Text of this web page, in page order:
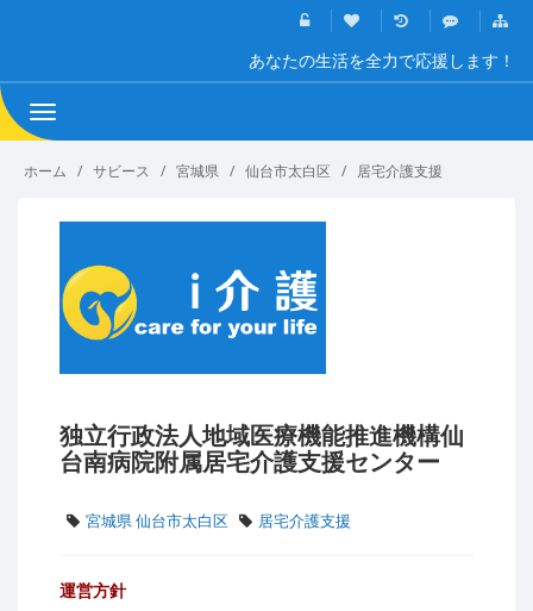
あなたの生活を全力で応援します！
Toggle
navigation
ホーム サビース 宮城県 仙台市太白区 居宅介護支援
独立行政法人地域医療機能推進機構仙
台南病院附属居宅介護支援センター
宮城県 仙台市太白区 居宅介護支援
運営方針